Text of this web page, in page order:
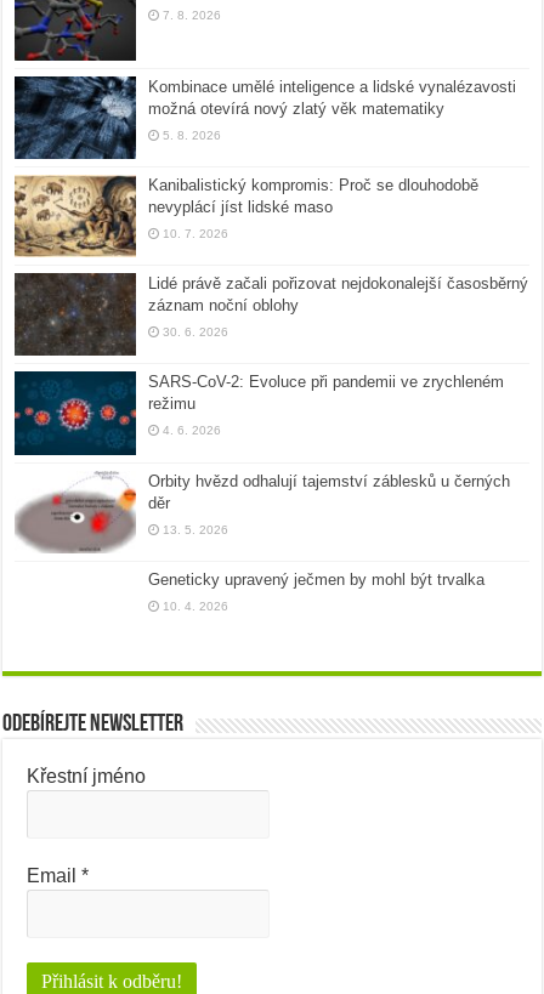
7. 8. 2026
Kombinace umělé inteligence a lidské vynalézavosti
možná otevírá nový zlatý věk matematiky
5. 8. 2026
Kanibalistický kompromis: Proč se dlouhodobě
nevyplácí jíst lidské maso
10. 7. 2026
Lidé právě začali pořizovat nejdokonalejší časosběrný
záznam noční oblohy
30. 6. 2026
SARS-CoV-2: Evoluce při pandemii ve zrychleném
režimu
4. 6. 2026
Orbity hvězd odhalují tajemství záblesků u černých
děr
13. 5. 2026
Geneticky upravený ječmen by mohl být trvalka
10. 4. 2026
Odebírejte newsletter
Křestní jméno
Email*